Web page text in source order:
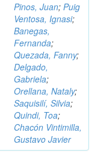
Pinos, Juan; Puig
Ventosa, Ignasi;
Banegas,
Fernanda;
Quezada, Fanny;
Delgado,
Gabriela;
Orellana, Nataly;
Saquisilí, Silvia;
Quindi, Toa;
Chacón Vintimilla,
Gustavo Javier